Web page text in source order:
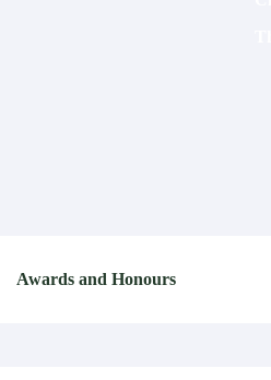
Awards and Honours